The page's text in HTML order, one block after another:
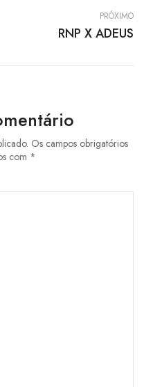
PRÓXIMO
RNP X ADEUS
Os campos obrigatórios
com *